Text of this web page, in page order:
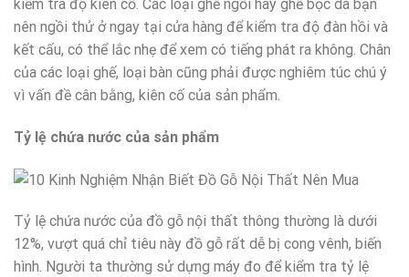
kiểm tra độ kiên cố. Các loại ghế ngồi hay ghế bọc da bạn
nên ngồi thử ở ngay tại cửa hàng để kiểm tra độ đàn hồi và
kết cấu, có thể lắc nhẹ để xem có tiếng phát ra không. Chân
của các loại ghế, loại bàn cũng phải được nghiêm túc chú ý
vì vấn đề cân bằng, kiên cố của sản phẩm.
Tỷ lệ chứa nước của sản phẩm
Tỷ lệ chứa nước của đồ gỗ nội thất thông thường là dưới
12%, vượt quá chỉ tiêu này đồ gỗ rất dễ bị cong vênh, biến
hình. Người ta thường sử dựng máy đo để kiểm tra tỷ lệ